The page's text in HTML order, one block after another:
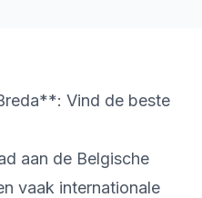
Vind de beste
aan de Belgische
vaak internationale